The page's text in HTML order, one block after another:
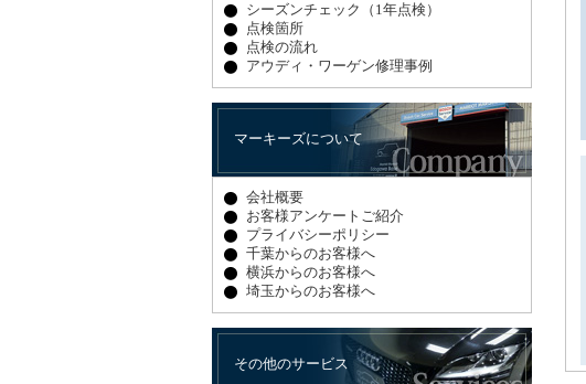
シーズンチェック（1年点検）
点検箇所
点検の流れ
アウディ・ワーゲン修理事例
マーキーズについて
会社概要
お客様アンケートご紹介
プライバシーポリシー
千葉からのお客様へ
横浜からのお客様へ
埼玉からのお客様へ
その他のサービス